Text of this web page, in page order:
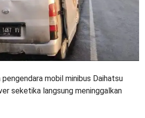
mobil minibus Daihatsu
seketika langsung meninggalkan